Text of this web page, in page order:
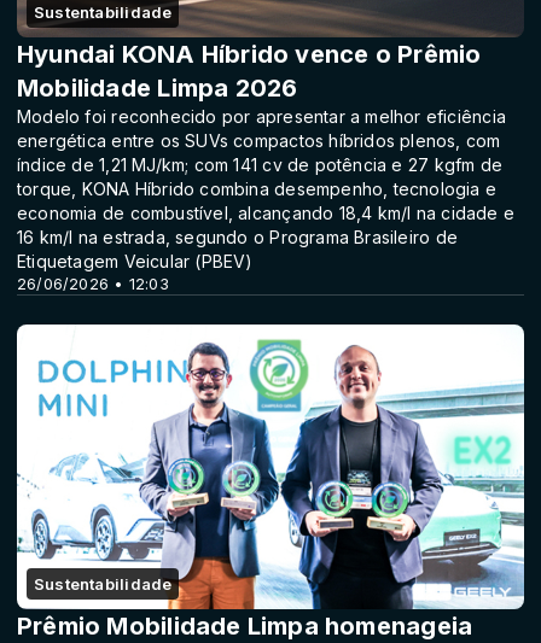
Sustentabilidade
26/06/2026 • 12:03
Hyundai KONA Híbrido vence o Prêmio
Mobilidade Limpa 2026
Modelo foi reconhecido por apresentar a melhor eficiência
energética entre os SUVs compactos híbridos plenos, com
índice de 1,21 MJ/km; com 141 cv de potência e 27 kgfm de
torque, KONA Híbrido combina desempenho, tecnologia e
economia de combustível, alcançando 18,4 km/l na cidade e
16 km/l na estrada, segundo o Programa Brasileiro de
Etiquetagem Veicular (PBEV)
Sustentabilidade
Prêmio Mobilidade Limpa homenageia